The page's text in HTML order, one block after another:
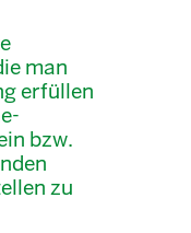
man
erfüllen
bzw.
zu